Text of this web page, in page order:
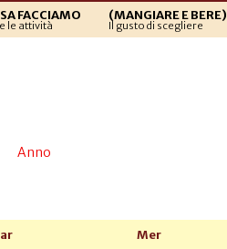
FACCIAMO
le attività
(MANGIARE E BERE)
Il gusto di scegliere
Anno
Mer